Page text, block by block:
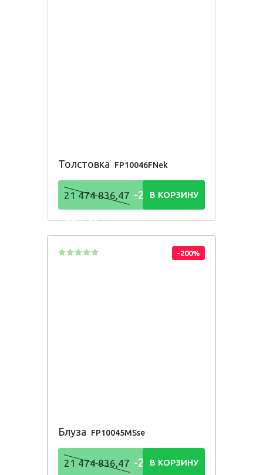
Толстовка FP10046FNek
21 474 836,47 -21 474
836,48Р
В КОРЗИНУ
-200%
Блуза FP10045MSse
21 474 836,47 -21 474
В КОРЗИНУ